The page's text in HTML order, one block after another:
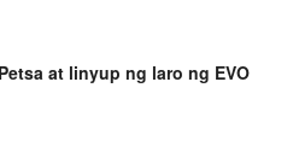
at linyup ng laro ng EVO